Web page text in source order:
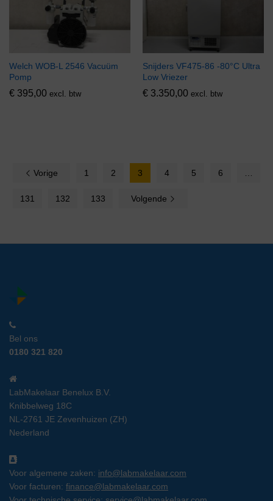
Welch WOB-L 2546 Vacuüm
Pomp
€ 395,00 excl. btw
Snijders VF475-86 -80°C Ultra
Low Vriezer
€ 3.350,00 excl. btw
Vorige 1 2 3 4 5 6 …
131 132 133 Volgende
Bel ons
0180 321 820
LabMakelaar Benelux B.V.
Knibbelweg 18C
NL-2761 JE Zevenhuizen (ZH)
Nederland
Voor algemene zaken: info@labmakelaar.com
Voor facturen: finance@labmakelaar.com